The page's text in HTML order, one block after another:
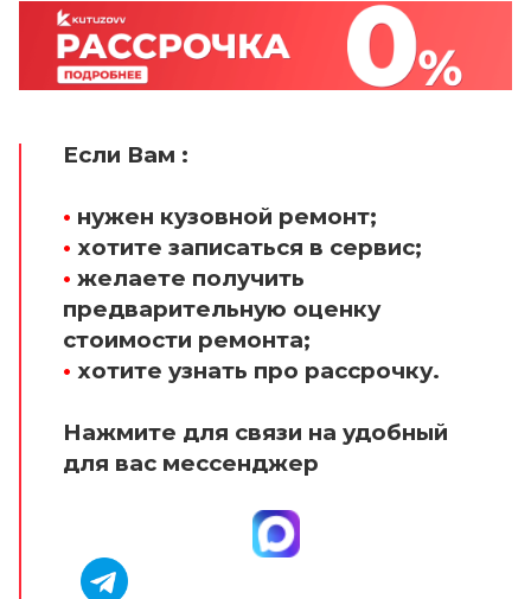
Если Вам :
• нужен кузовной ремонт;
• хотите записаться в сервис;
• желаете получить
предварительную оценку
стоимости ремонта;
• хотите узнать про рассрочку.
Нажмите для связи на удобный
для вас мессенджер